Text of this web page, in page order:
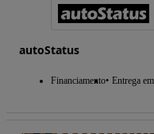
autoStatus
Financiamento Entrega